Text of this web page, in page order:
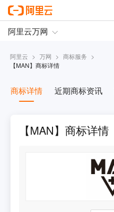
阿里云 > 万网 > 商标服务 >
【MAN】商标详情
商标详情 近期商标资讯
【MAN】商标详情